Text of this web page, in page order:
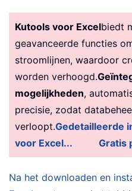
Kutools voor Excelbiedt
geavanceerde functies
stroomlijnen, waardoor
worden verhoogd.
mogelijkheden,
precisie, zodat
verloopt.Gedetailleerde
voor Excel...
Gratis
Na het downloaden en